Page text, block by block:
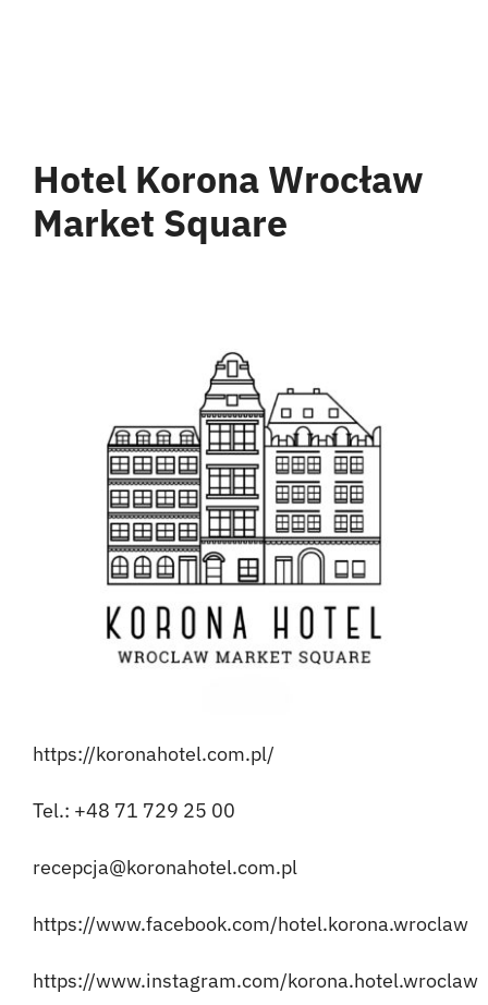
Hotel Korona Wrocław
Market Square
https://koronahotel.com.pl/
Tel.: +48 71 729 25 00
recepcja@koronahotel.com.pl
https://www.facebook.com/hotel.korona.wroclaw
https://www.instagram.com/korona.hotel.wroclaw